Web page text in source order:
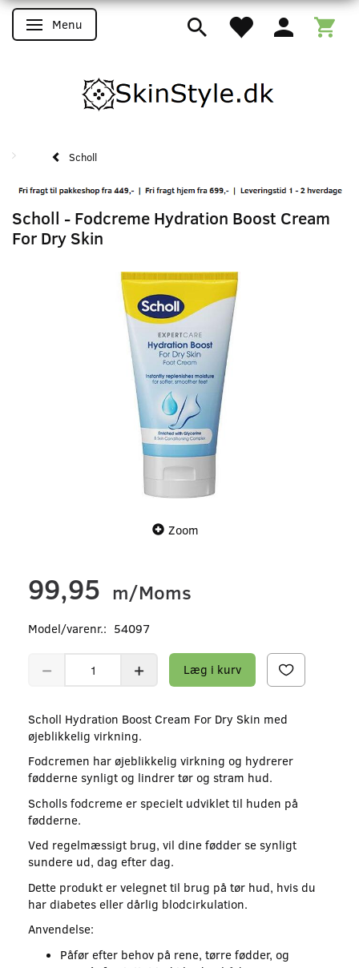
Skifte navigation
Menu
Scholl
Scholl - Fodcreme Hydration Boost Cream
For Dry Skin
Zoom
99,95 m/Moms
Model/varenr.: 54097
Læg i kurv
Scholl Hydration Boost Cream For Dry Skin med
øjeblikkelig virkning.
Fodcremen har øjeblikkelig virkning og hydrerer
fødderne synligt og lindrer tør og stram hud.
Scholls fodcreme er specielt udviklet til huden på
fødderne.
Ved regelmæssigt brug, vil dine fødder se synligt
sundere ud, dag efter dag.
Dette produkt er velegnet til brug på tør hud, hvis du
har diabetes eller dårlig blodcirkulation.
Anvendelse:
Påfør efter behov på rene, tørre fødder, og